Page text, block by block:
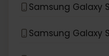
Samsung Galaxy
Samsung Galaxy